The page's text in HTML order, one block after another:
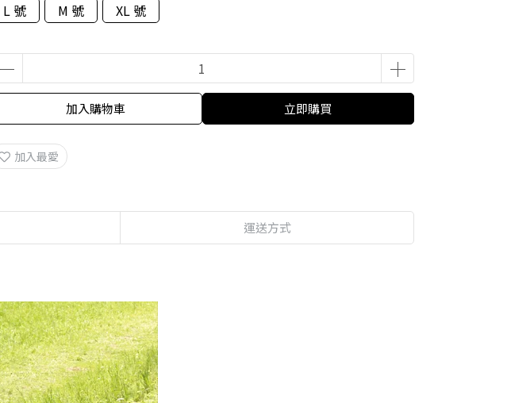
L 號
M 號 XL 號
加入購物車 立即購買
加入最愛
運送方式